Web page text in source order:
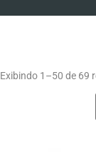
Exibindo 1–50 de 69